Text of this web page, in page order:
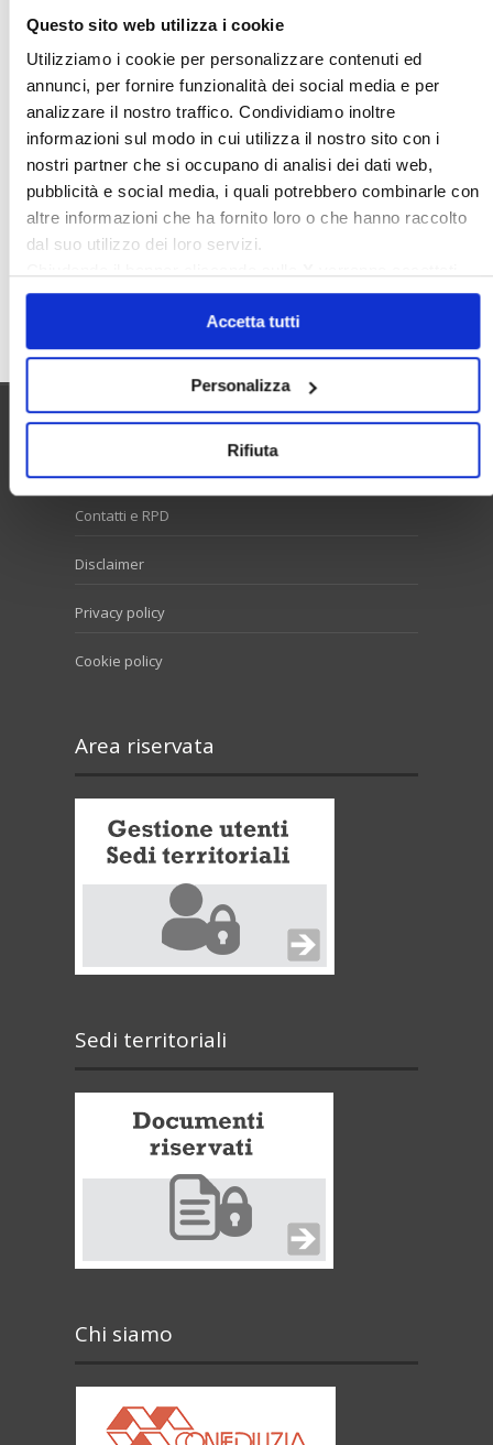
Questo sito web utilizza i cookie
Utilizziamo i cookie per personalizzare contenuti ed
annunci, per fornire funzionalità dei social media e per
analizzare il nostro traffico. Condividiamo inoltre
informazioni sul modo in cui utilizza il nostro sito con i
nostri partner che si occupano di analisi dei dati web,
pubblicità e social media, i quali potrebbero combinarle con
altre informazioni che ha fornito loro o che hanno raccolto
dal suo utilizzo dei loro servizi.
solo i cookie necessari.
Accetta tutti
Personalizza
Rifiuta
Prima Casa
Proprietari Casa
Rendite Catastali
Rivoluzioneliberale
Sunia
Trasferimenti
Treviso
Valore Case
Contatti e RPD
Disclaimer
Privacy policy
Cookie policy
Area riservata
Sedi territoriali
Chi siamo